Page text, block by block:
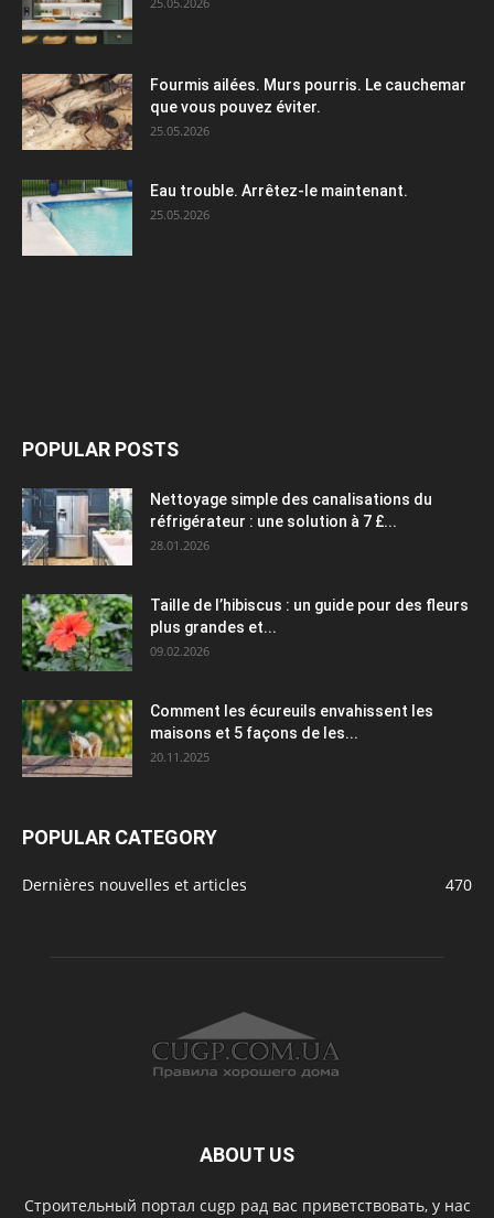
Fourmis ailées. Murs pourris. Le cauchemar
que vous pouvez éviter.
25.05.2026
Eau trouble. Arrêtez-le maintenant.
25.05.2026
POPULAR POSTS
Nettoyage simple des canalisations du
réfrigérateur : une solution à 7 £...
28.01.2026
Taille de l’hibiscus : un guide pour des fleurs
plus grandes et...
09.02.2026
Comment les écureuils envahissent les
maisons et 5 façons de les...
20.11.2025
POPULAR CATEGORY
Dernières nouvelles et articles 470
ABOUT US
Строительный портал cugp рад вас приветствовать, у нас